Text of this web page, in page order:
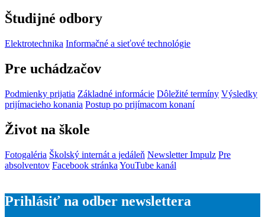
Študijné odbory
Elektrotechnika Informačné a sieťové technológie
Pre uchádzačov
Podmienky prijatia Základné informácie Dôležité termíny Výsledky
prijímacieho konania Postup po prijímacom konaní
Život na škole
Fotogaléria Školský internát a jedáleň Newsletter Impulz Pre
absolventov Facebook stránka YouTube kanál
Prihlásiť na odber newslettera